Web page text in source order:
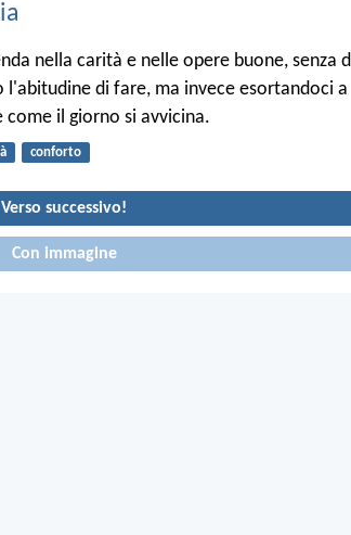
nella carità e nelle opere buone, senza
l'abitudine di fare, ma invece esortandoci a
il giorno si avvicina.
conforto
Verso successivo!
Con immagine